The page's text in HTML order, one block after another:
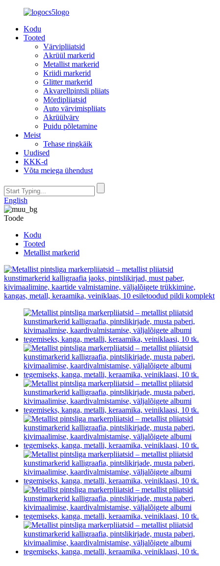
Kodu
Tooted
Värvipliiatsid
Akrüül markerid
Metallist markerid
Kriidi markerid
Glitter markerid
Akvarellpintsli pliiats
Mördipliiatsid
Auto värvimispliiats
Akrüülvärv
Puidu põletamine
Meist
Tehase ringkäik
Uudised
KKK-d
Võta meiega ühendust
English
Toode
Kodu
Tooted
Metallist markerid